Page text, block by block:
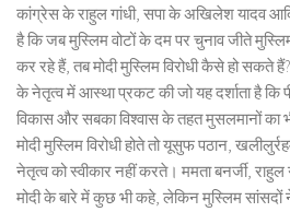
कांग्रेस के राहुल गांधी, सपा के अखिलेश यादव
है कि जब मुस्लिम वोटों के दम पर चुनाव जीते
कर रहे हैं, तब मोदी मुस्लिम विरोधी कैसे हो सकते
के नेतृत्व में आस्था प्रकट की जो यह दर्शाता है कि
विकास और सबका विश्वास के तहत मुसलमानों का
मोदी मुस्लिम विरोधी होते तो यूसुफ पठान,
नेतृत्व को स्वीकार नहीं करते। ममता बनर्जी,
मोदी के बारे में कुछ भी कहे, लेकिन मुस्लिम सांसदों